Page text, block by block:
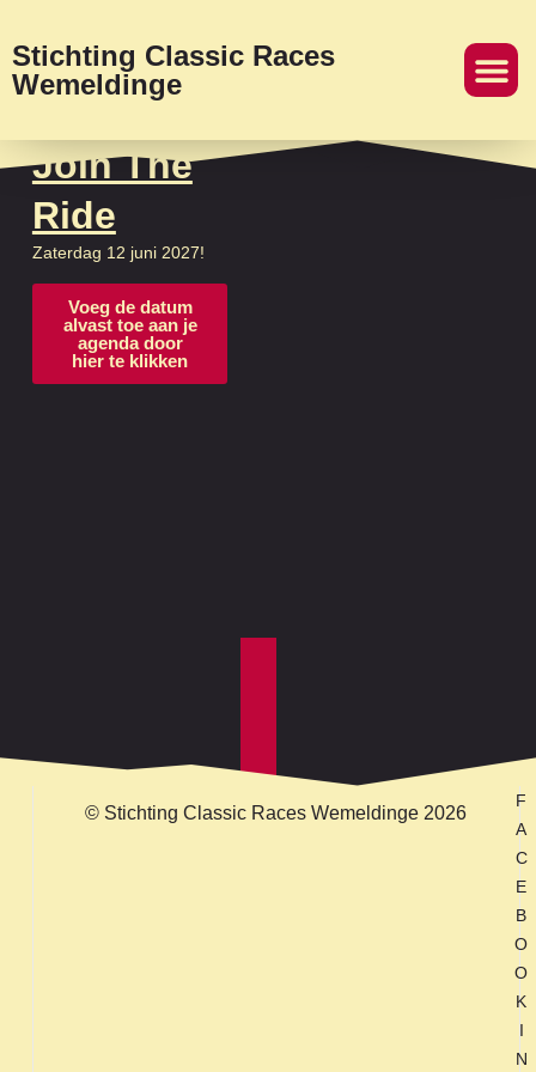
Stichting Classic Races
Wemeldinge
Join The
Ride
Zaterdag 12 juni 2027!
Voeg de datum
alvast toe aan je
agenda door
hier te klikken
© Stichting Classic Races Wemeldinge 2026
F
A
C
E
B
O
O
K
I
N